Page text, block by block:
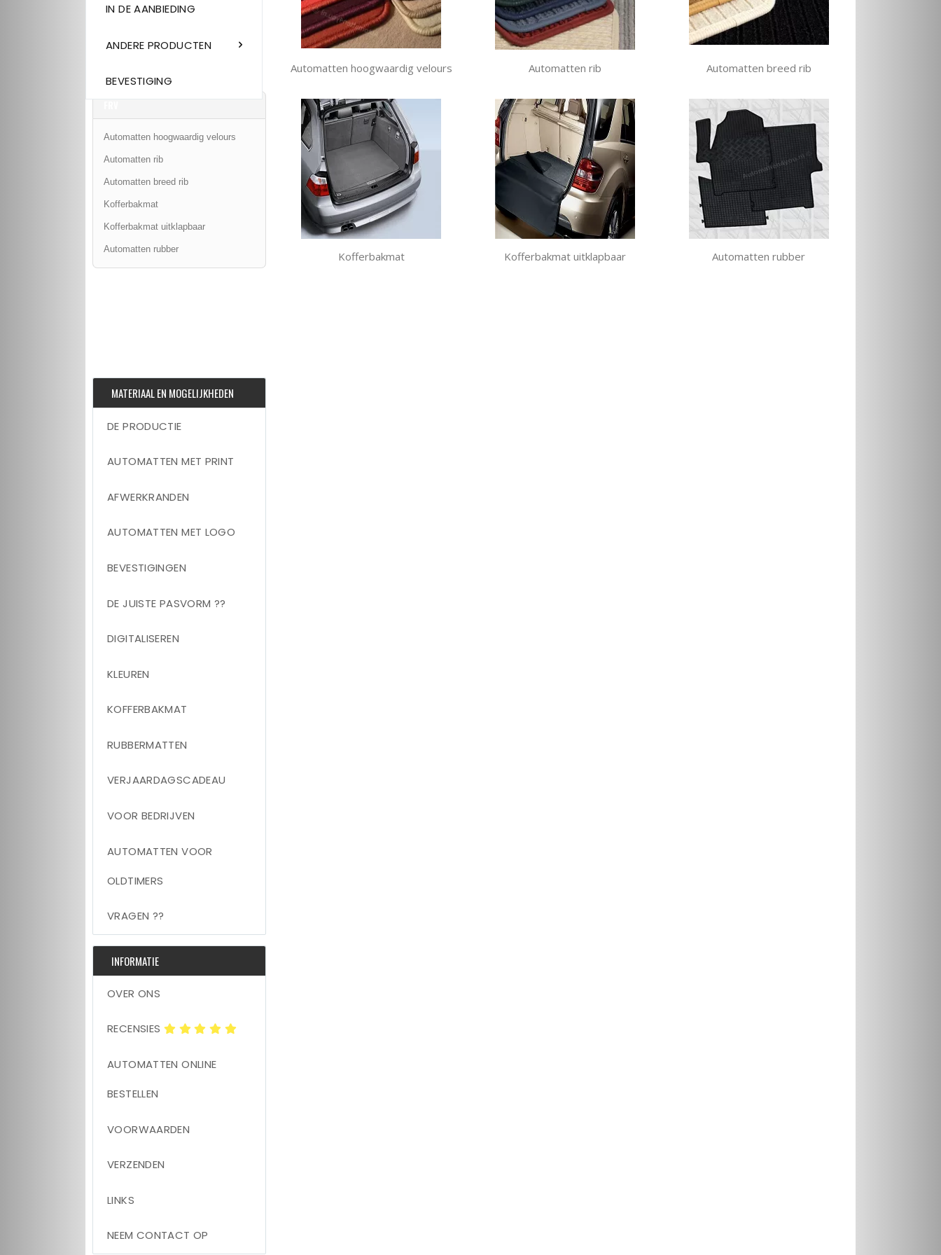
IN DE AANBIEDING
ANDERE PRODUCTEN
BEVESTIGING
Automatten hoogwaardig velours Automatten rib Automatten breed rib
Kofferbakmat Kofferbakmat uitklapbaar Automatten rubber
Automatten hoogwaardig velours
Automatten rib
Automatten breed rib
Kofferbakmat
Kofferbakmat uitklapbaar
Automatten rubber
MATERIAAL EN MOGELIJKHEDEN
DE PRODUCTIE
AUTOMATTEN MET PRINT
AFWERKRANDEN
AUTOMATTEN MET LOGO
BEVESTIGINGEN
DE JUISTE PASVORM ??
DIGITALISEREN
KLEUREN
KOFFERBAKMAT
RUBBERMATTEN
VERJAARDAGSCADEAU
VOOR BEDRIJVEN
AUTOMATTEN VOOR
OLDTIMERS
VRAGEN ??
INFORMATIE
OVER ONS
RECENSIES
AUTOMATTEN ONLINE
BESTELLEN
VOORWAARDEN
VERZENDEN
LINKS
NEEM CONTACT OP